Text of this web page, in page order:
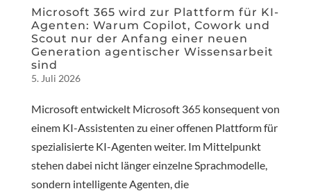
Microsoft 365 wird zur Plattform für KI-
Agenten: Warum Copilot, Cowork und
Scout nur der Anfang einer neuen
Generation agentischer Wissensarbeit
sind
5. Juli 2026
Microsoft entwickelt Microsoft 365 konsequent von
einem KI-Assistenten zu einer offenen Plattform für
spezialisierte KI-Agenten weiter. Im Mittelpunkt
stehen dabei nicht länger einzelne Sprachmodelle,
sondern intelligente Agenten, die